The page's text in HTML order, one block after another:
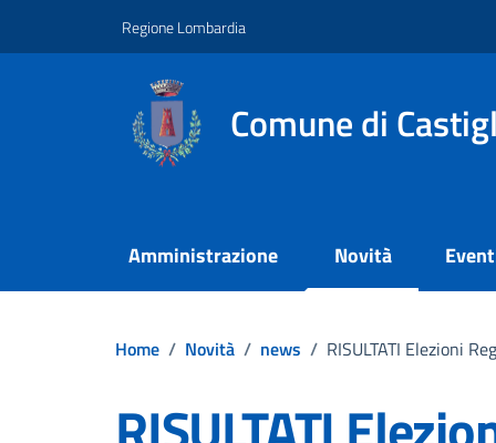
Regione Lombardia
Comune di
Amministrazione Novità
Home / Novità / news / RISULTATI Elezioni